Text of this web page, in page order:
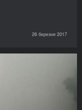
26 березня 2017